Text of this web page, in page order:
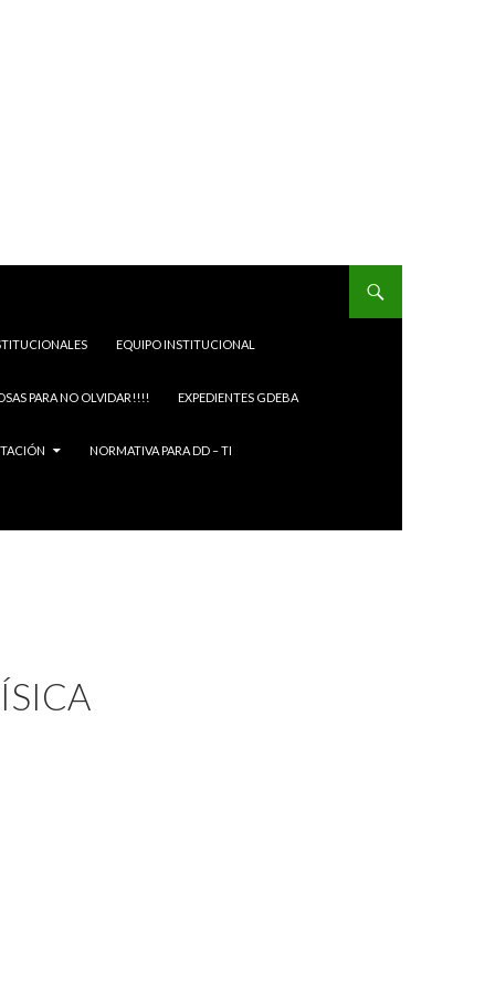
EQUIPO INSTITUCIONAL
PARA NO OLVIDAR!!!! EXPEDIENTES GDEBA
NORMATIVA PARA DD – TI